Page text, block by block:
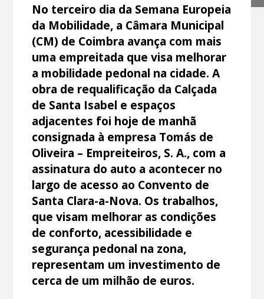
No terceiro dia da Semana Europeia
da Mobilidade, a Câmara Municipal
(CM) de Coimbra avança com mais
uma empreitada que visa melhorar
a mobilidade pedonal na cidade. A
obra de requalificação da Calçada
de Santa Isabel e espaços
adjacentes foi hoje de manhã
consignada à empresa Tomás de
Oliveira – Empreiteiros, S. A., com a
assinatura do auto a acontecer no
largo de acesso ao Convento de
Santa Clara-a-Nova. Os trabalhos,
que visam melhorar as condições
de conforto, acessibilidade e
segurança pedonal na zona,
representam um investimento de
cerca de um milhão de euros.